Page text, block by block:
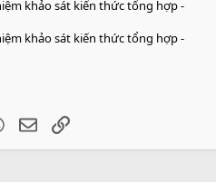
khảo sát kiến thức tổng hợp -
khảo sát kiến thức tổng hợp -
WhatsApp
EmailLink